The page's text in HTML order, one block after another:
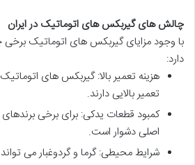
چالش های گیربکس های اتوماتیک در ایران
با وجود مزایای گیربکس های اتوماتیک
دارد:
هزینه تعمیر بالا: گیربکس های
تعمیر بالایی دارند.
کمبود قطعات یدکی: برای برخی
اصلی دشوار است.
شرایط محیطی: گرما و گردوغبار می